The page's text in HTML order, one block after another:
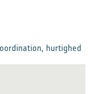
hurtighed